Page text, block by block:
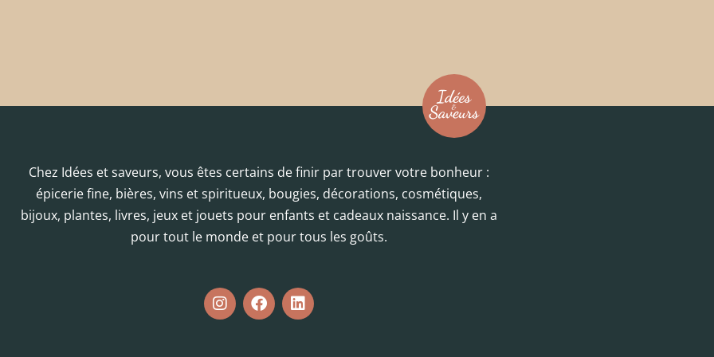
Chez Idées et saveurs, vous êtes certains de finir par trouver votre bonheur :
épicerie fine, bières, vins et spiritueux, bougies, décorations, cosmétiques,
bijoux, plantes, livres, jeux et jouets pour enfants et cadeaux naissance. Il y en a
pour tout le monde et pour tous les goûts.